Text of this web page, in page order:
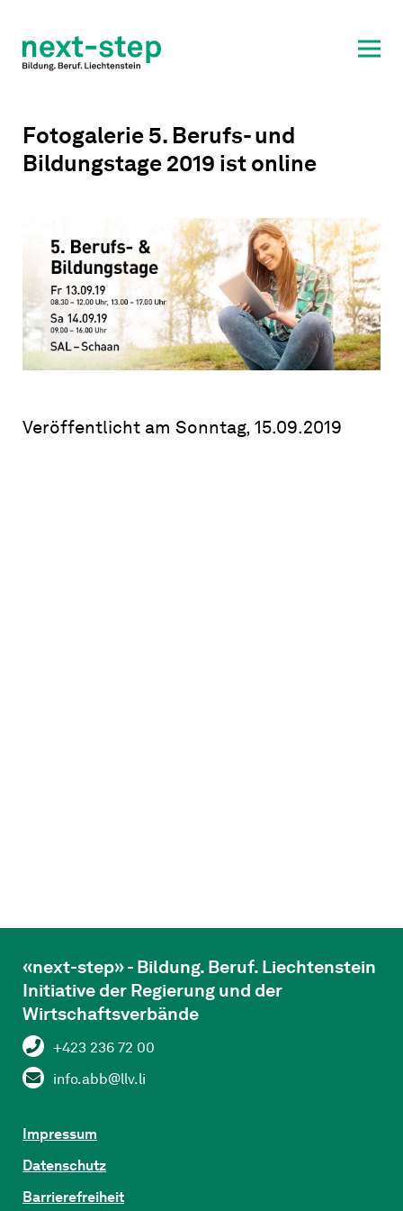
Beratung & Unterstützung
Fotogalerie 5. Berufs- und
Bildungstage 2019 ist online
Veröffentlicht am Sonntag, 15.09.2019
«next-step» - Bildung. Beruf. Liechtenstein
Initiative der Regierung und der
Wirtschaftsverbände
+423 236 72 00
info.abb@llv.li
Impressum
Datenschutz
Barrierefreiheit